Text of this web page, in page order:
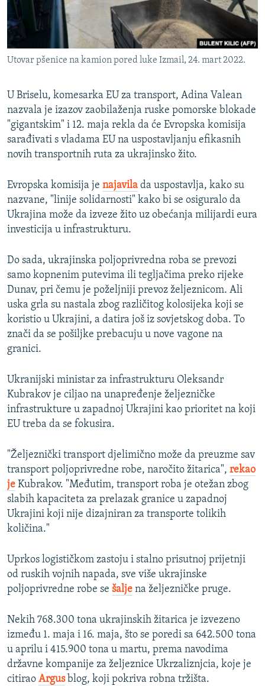
Utovar pšenice na kamion pored luke Izmail, 24. mart 2022.
U Briselu, komesarka EU za transport, Adina Valean
nazvala je izazov zaobilaženja ruske pomorske blokade
"gigantskim" i 12. maja rekla da će Evropska komisija
sarađivati s vladama EU na uspostavljanju efikasnih
novih transportnih ruta za ukrajinsko žito.
Evropska komisija je najavila da uspostavlja, kako su
nazvane, "linije solidarnosti" kako bi se osiguralo da
Ukrajina može da izveze žito uz obećanja milijardi eura
investicija u infrastrukturu.
Do sada, ukrajinska poljoprivredna roba se prevozi
samo kopnenim putevima ili tegljačima preko rijeke
Dunav, pri čemu je poželjniji prevoz željeznicom. Ali
uska grla su nastala zbog različitog kolosijeka koji se
koristio u Ukrajini, a datira još iz sovjetskog doba. To
znači da se pošiljke prebacuju u nove vagone na
granici.
Ukranijski ministar za infrastrukturu Oleksandr
Kubrakov je ciljao na unapređenje željezničke
infrastrukture u zapadnoj Ukrajini kao prioritet na koji
EU treba da se fokusira.
"Željeznički transport djelimično može da preuzme sav
transport poljoprivredne robe, naročito žitarica", rekao
je Kubrakov. "Međutim, transport roba je otežan zbog
slabih kapaciteta za prelazak granice u zapadnoj
Ukrajini koji nije dizajniran za transporte tolikih
količina."
Uprkos logističkom zastoju i stalno prisutnoj prijetnji
od ruskih vojnih napada, sve više ukrajinske
poljoprivredne robe se šalje na željezničke pruge.
Nekih 768.300 tona ukrajinskih žitarica je izvezeno
između 1. maja i 16. maja, što se poredi sa 642.500 tona
u aprilu i 415.900 tona u martu, prema navodima
državne kompanije za željeznice Ukrzaliznjcia, koje je
citirao Argusblog, koji pokriva robna tržišta.